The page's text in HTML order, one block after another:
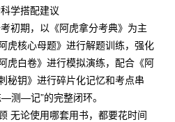
学搭配建议
初期，以《阿虎拿分考典》为主
虎核心母题》进行解题训练，强化
虎白卷》进行模拟演练，配合《阿
秘钥》进行碎片化记忆和考点串
测—记”的完整闭环。
无论使用哪套用书，都要花时间